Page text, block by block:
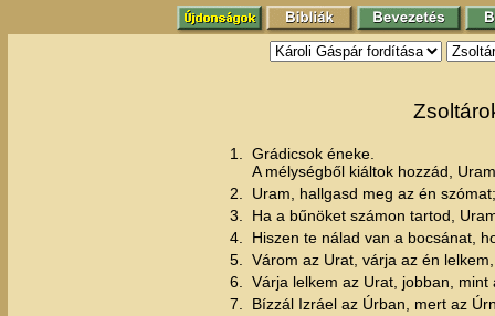
1.
Grádicsok éneke.
A mélységből kiáltok hozzád,
2.
Uram, hallgasd meg az én
3.
Ha a bűnöket számon tartod,
4.
Hiszen te nálad van a bocsánat,
5.
Várom az Urat, várja az én
6.
Várja lelkem az Urat, jobban,
7.
Bízzál Izráel az Úrban, mert az